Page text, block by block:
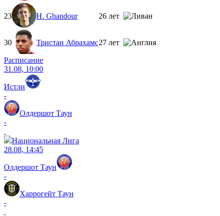
23 H. Ghandour 26 лет
30 Тристан Абрахамс27 лет
Расписание
31.08, 10:00
Истли
-
Олдершот Таун
-
Национальная Лига
28.08, 14:45
Олдершот Таун
-
Харрогейт Таун
-